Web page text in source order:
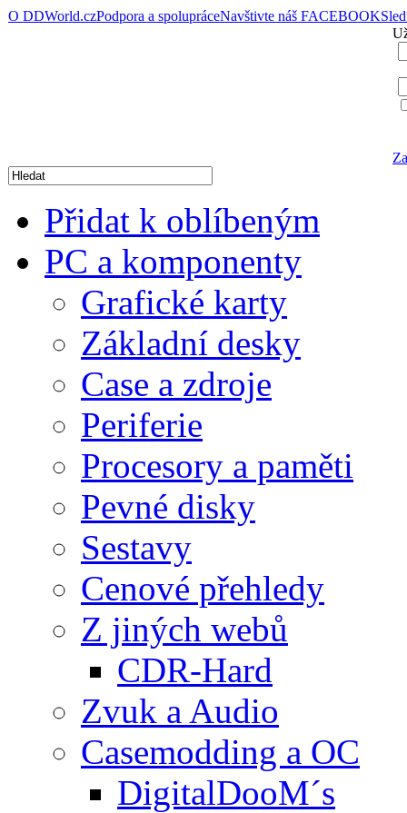
O DDWorld.czPodpora a spolupráceNavštivte náš FACEBOOK
Přidat k oblíbeným
PC a komponenty
Grafické karty
Základní desky
Case a zdroje
Periferie
Procesory a paměti
Pevné disky
Sestavy
Cenové přehledy
Z jiných webů
CDR-Hard
Zvuk a Audio
Casemodding a OC
DigitalDooM´s